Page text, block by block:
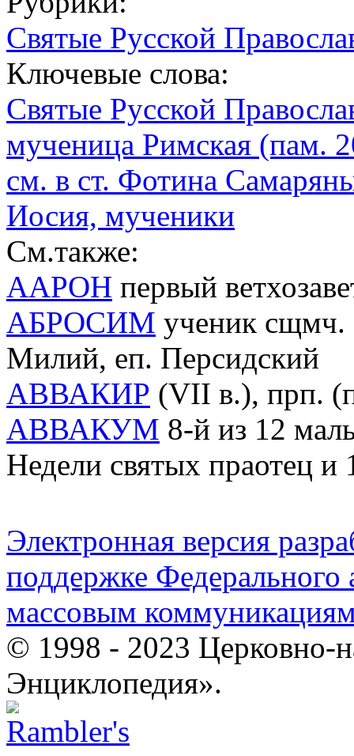
Святые Русской
Ключевые слова:
Святые Русской
мученица Римская (пам.
см. в ст. Фотина
Иосия, мученики
См.также:
ААРОН первый
АБРОСИМ ученик сщмч.
Милий, еп. Персидский
АВВАКИР (VII в.), прп.
АВВАКУМ 8-й из 12
Недели святых праотец
Электронная версия
поддержке Федерального
массовым
© 1998 - 2023 Церковно-
Энциклопедия».